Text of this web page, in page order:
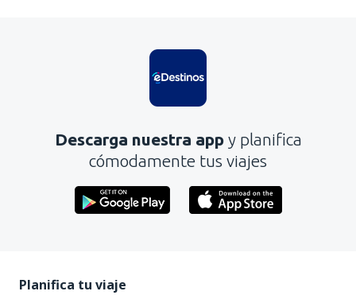
Descarga nuestra app y planifica
cómodamente tus viajes
Planifica tu viaje